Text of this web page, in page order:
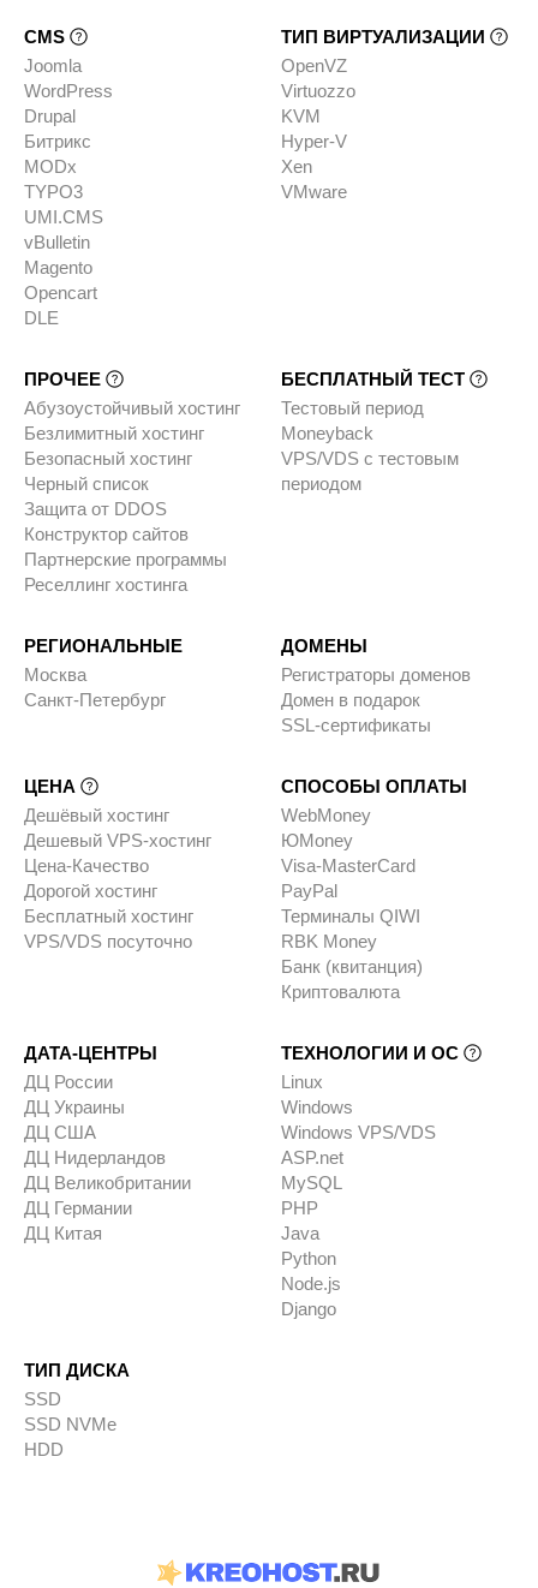
CMS
Joomla
WordPress
Drupal
Битрикс
MODx
TYPO3
UMI.CMS
vBulletin
Magento
Opencart
DLE
ТИП ВИРТУАЛИЗАЦИИ
OpenVZ
Virtuozzo
KVM
Hyper-V
Xen
VMware
ПРОЧЕЕ
Абузоустойчивый хостинг
Безлимитный хостинг
Безопасный хостинг
Черный список
Защита от DDOS
Конструктор сайтов
Партнерские программы
Реселлинг хостинга
БЕСПЛАТНЫЙ ТЕСТ
Тестовый период
Moneyback
VPS/VDS с тестовым
периодом
РЕГИОНАЛЬНЫЕ
Москва
Санкт-Петербург
ДОМЕНЫ
Регистраторы доменов
Домен в подарок
SSL-сертификаты
ЦЕНА
Дешёвый хостинг
Дешевый VPS-хостинг
Цена-Качество
Дорогой хостинг
Бесплатный хостинг
VPS/VDS посуточно
СПОСОБЫ ОПЛАТЫ
WebMoney
ЮMoney
Visa-MasterCard
PayPal
Терминалы QIWI
RBK Money
Банк (квитанция)
Криптовалюта
ДАТА-ЦЕНТРЫ
ДЦ России
ДЦ Украины
ДЦ США
ДЦ Нидерландов
ДЦ Великобритании
ДЦ Германии
ДЦ Китая
ТЕХНОЛОГИИ И ОС
Linux
Windows
Windows VPS/VDS
ASP.net
MySQL
PHP
Java
Python
Node.js
Django
ТИП ДИСКА
SSD
SSD NVMe
HDD